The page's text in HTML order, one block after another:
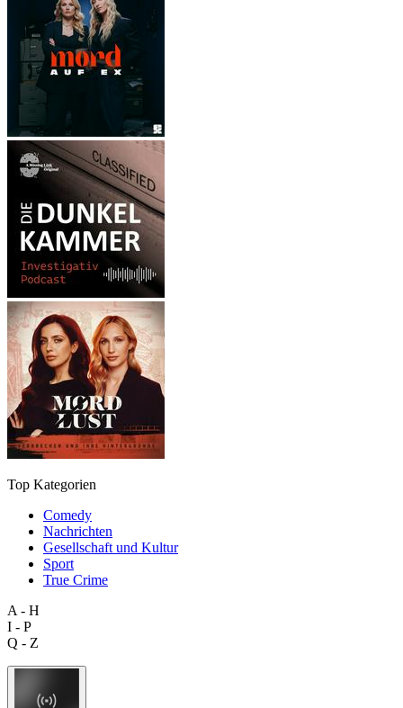
Top Kategorien
Comedy
Nachrichten
Gesellschaft und Kultur
Sport
True Crime
A - H
I - P
Q - Z